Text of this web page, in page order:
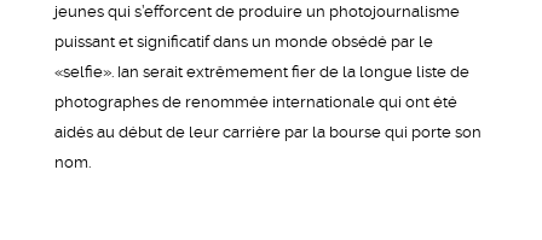
jeunes qui s’efforcent de produire un photojournalisme
puissant et significatif dans un monde obsédé par le
«selfie». Ian serait extrêmement fier de la longue liste de
photographes de renommée internationale qui ont été
aidés au début de leur carrière par la bourse qui porte son
nom.